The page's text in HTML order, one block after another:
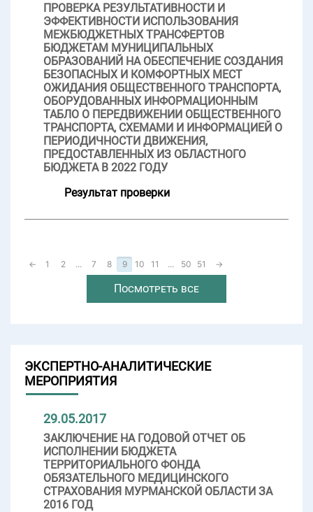
ПРОВЕРКА РЕЗУЛЬТАТИВНОСТИ И
ЭФФЕКТИВНОСТИ ИСПОЛЬЗОВАНИЯ
МЕЖБЮДЖЕТНЫХ ТРАНСФЕРТОВ
БЮДЖЕТАМ МУНИЦИПАЛЬНЫХ
ОБРАЗОВАНИЙ НА ОБЕСПЕЧЕНИЕ СОЗДАНИЯ
БЕЗОПАСНЫХ И КОМФОРТНЫХ МЕСТ
ОЖИДАНИЯ ОБЩЕСТВЕННОГО ТРАНСПОРТА,
ОБОРУДОВАННЫХ ИНФОРМАЦИОННЫМ
ТАБЛО О ПЕРЕДВИЖЕНИИ ОБЩЕСТВЕННОГО
ТРАНСПОРТА, СХЕМАМИ И ИНФОРМАЦИЕЙ О
ПЕРИОДИЧНОСТИ ДВИЖЕНИЯ,
ПРЕДОСТАВЛЕННЫХ ИЗ ОБЛАСТНОГО
БЮДЖЕТА В 2022 ГОДУ
Результат проверки
← 1 2 ... 7 8 9 10 11 ... 50 51 →
Посмотреть все
ЭКСПЕРТНО-АНАЛИТИЧЕСКИЕ
МЕРОПРИЯТИЯ
29.05.2017
ЗАКЛЮЧЕНИЕ НА ГОДОВОЙ ОТЧЕТ ОБ
ИСПОЛНЕНИИ БЮДЖЕТА
ТЕРРИТОРИАЛЬНОГО ФОНДА
ОБЯЗАТЕЛЬНОГО МЕДИЦИНСКОГО
СТРАХОВАНИЯ МУРМАНСКОЙ ОБЛАСТИ ЗА
2016 ГОД